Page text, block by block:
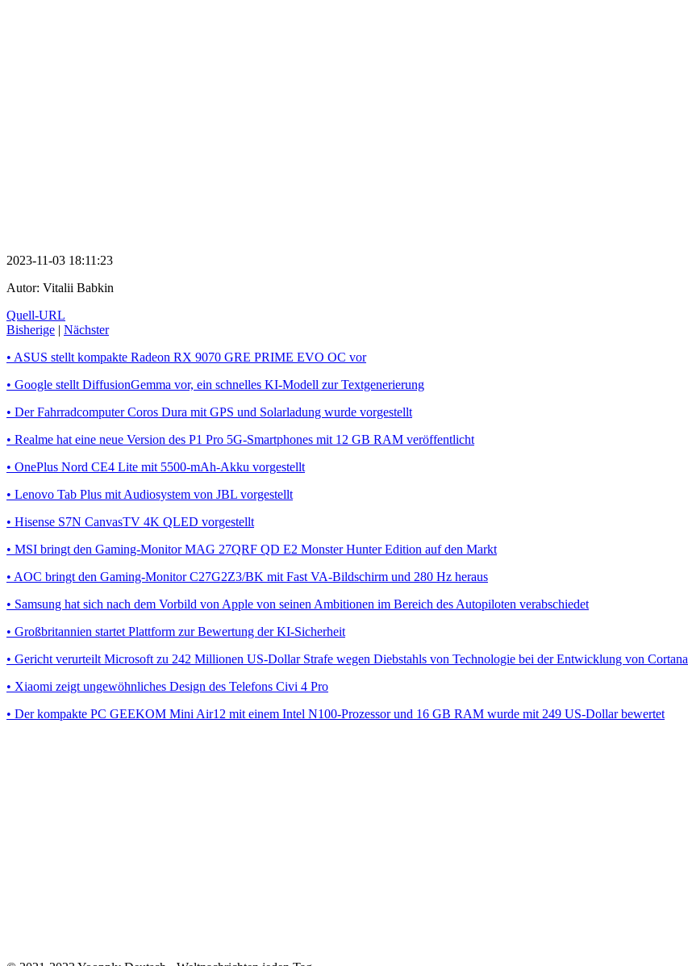
2023-11-03 18:11:23
Autor: Vitalii Babkin
Quell-URL
Bisherige | Nächster
• ASUS stellt kompakte Radeon RX 9070 GRE PRIME EVO OC vor
• Google stellt DiffusionGemma vor, ein schnelles KI-Modell zur Textgenerierung
• Der Fahrradcomputer Coros Dura mit GPS und Solarladung wurde vorgestellt
• Realme hat eine neue Version des P1 Pro 5G-Smartphones mit 12 GB RAM veröffentlicht
• OnePlus Nord CE4 Lite mit 5500-mAh-Akku vorgestellt
• Lenovo Tab Plus mit Audiosystem von JBL vorgestellt
• Hisense S7N CanvasTV 4K QLED vorgestellt
• MSI bringt den Gaming-Monitor MAG 27QRF QD E2 Monster Hunter Edition auf den Markt
• AOC bringt den Gaming-Monitor C27G2Z3/BK mit Fast VA-Bildschirm und 280 Hz heraus
• Samsung hat sich nach dem Vorbild von Apple von seinen Ambitionen im Bereich des Autopiloten verabschiedet
• Großbritannien startet Plattform zur Bewertung der KI-Sicherheit
• Gericht verurteilt Microsoft zu 242 Millionen US-Dollar Strafe wegen Diebstahls von Technologie bei der Entwicklung von Cortana
• Xiaomi zeigt ungewöhnliches Design des Telefons Civi 4 Pro
• Der kompakte PC GEEKOM Mini Air12 mit einem Intel N100-Prozessor und 16 GB RAM wurde mit 249 US-Dollar bewertet